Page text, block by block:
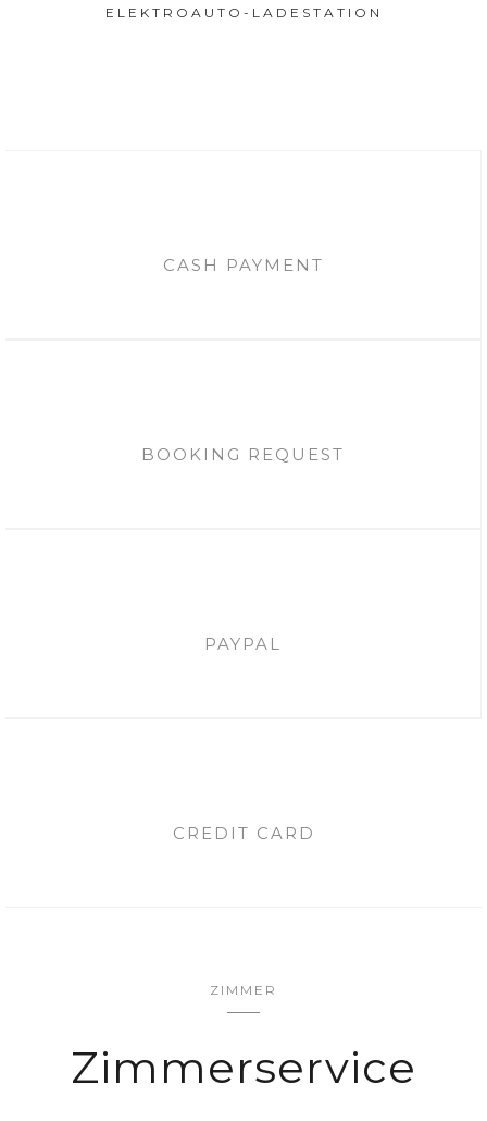
ELEKTROAUTO-LADESTATION
CASH PAYMENT
BOOKING REQUEST
PAYPAL
CREDIT CARD
ZIMMER
Zimmerservice